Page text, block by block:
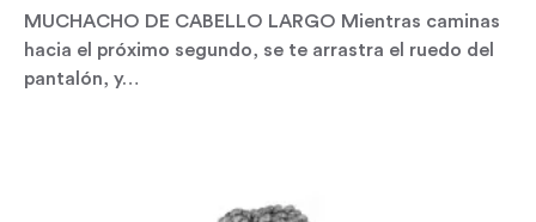
MUCHACHO DE CABELLO LARGO Mientras caminas
hacia el próximo segundo, se te arrastra el ruedo del
pantalón, y…